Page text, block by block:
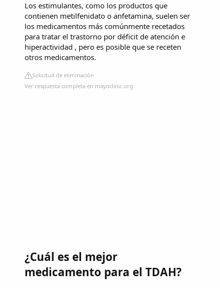
Los estimulantes, como los productos que
contienen metilfenidato o anfetamina, suelen ser
los medicamentos más comúnmente recetados
para tratar el trastorno por déficit de atención e
hiperactividad , pero es posible que se receten
otros medicamentos.
Solicitud de eliminación
Ver respuesta completa en mayoclinic.org
¿Cuál es el mejor
medicamento para el TDAH?